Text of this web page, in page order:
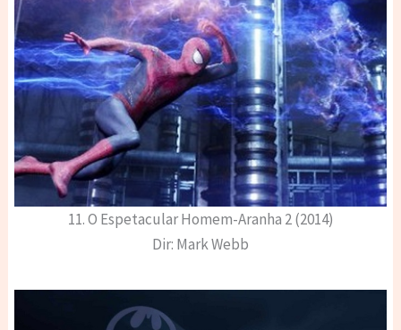
11. O Espetacular Homem-Aranha 2 (2014)
Dir: Mark Webb